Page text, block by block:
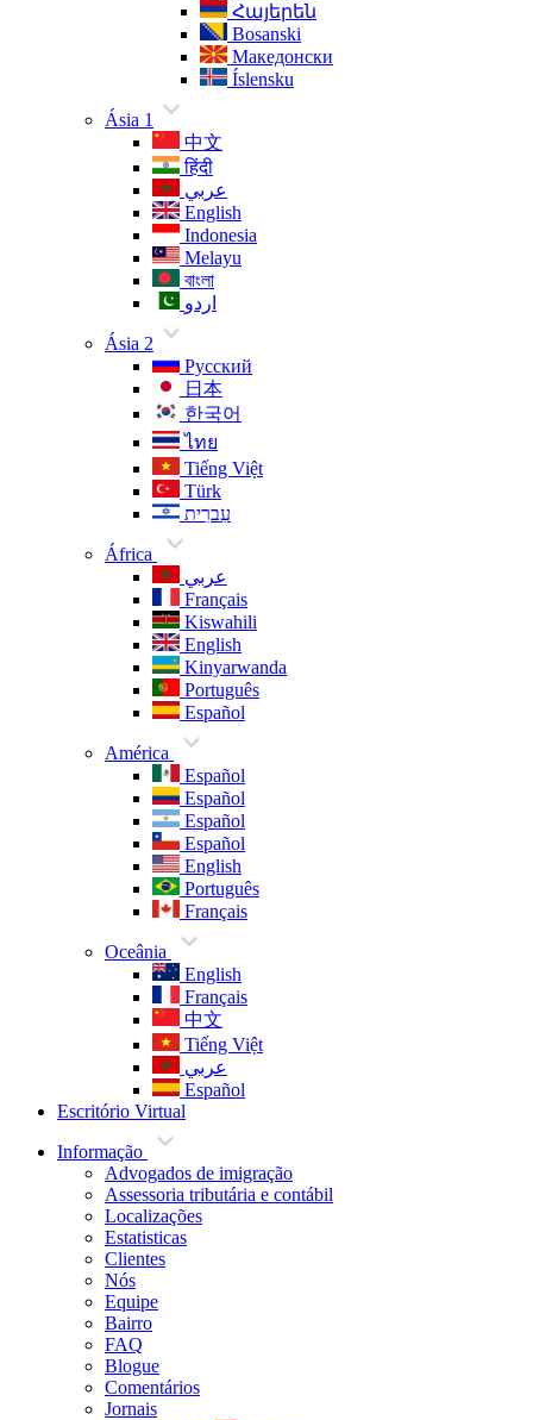
Հայերեն
Bosanski
Македонски
Íslensku
Ásia 1
中文
हिंदी
عربي
English
Indonesia
Melayu
বাংলা
اردو
Ásia 2
Русский
日本
한국어
ไทย
Tiếng Việt
Türk
עִברִית
África
عربي
Français
Kiswahili
English
Kinyarwanda
Português
Español
América
Español
Español
Español
Español
English
Português
Français
Oceânia
English
Français
中文
Tiếng Việt
عربي
Español
Escritório Virtual
Informação
Advogados de imigração
Assessoria tributária e contábil
Localizações
Estatisticas
Clientes
Nós
Equipe
Bairro
FAQ
Blogue
Comentários
Jornais